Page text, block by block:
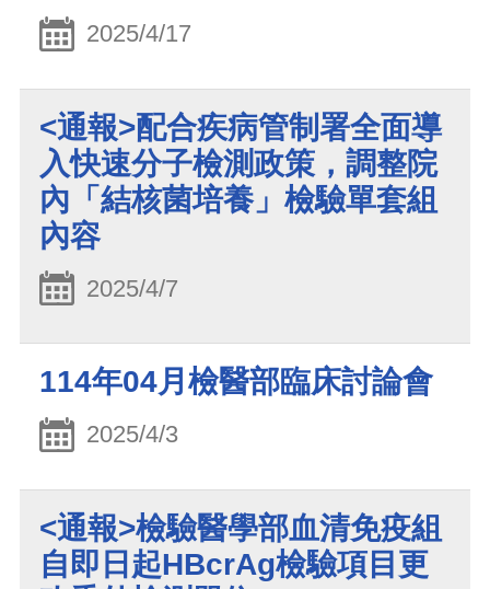
2025/4/17
<通報>配合疾病管制署全面導
入快速分子檢測政策，調整院
內「結核菌培養」檢驗單套組
內容
2025/4/7
114年04月檢醫部臨床討論會
2025/4/3
<通報>檢驗醫學部血清免疫組
自即日起HBcrAg檢驗項目更